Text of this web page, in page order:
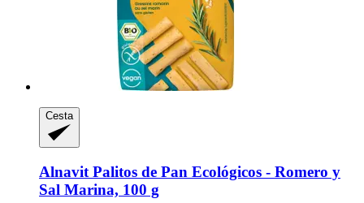
Cesta
Alnavit Palitos de Pan Ecológicos -​ Romero y
Sal Marina, 100 g